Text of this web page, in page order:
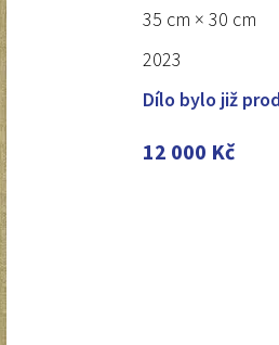
35 cm × 30 cm
2023
Dílo bylo již
12 000 Kč